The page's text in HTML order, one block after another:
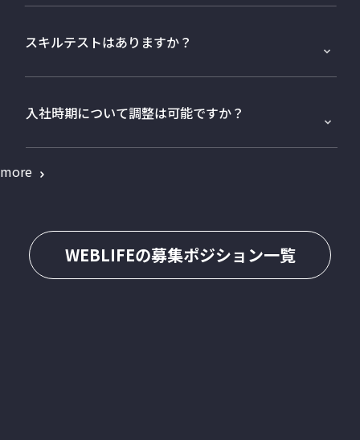
スキルテストはありますか？
入社時期について調整は可能ですか？
more
WEBLIFEの募集ポジション一覧